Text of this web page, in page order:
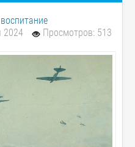
2024
Просмотров: 513